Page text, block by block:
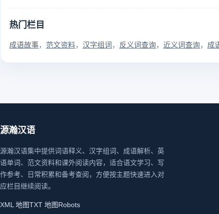
热门栏目
成语故事 范文资料 汉字组词 反义词查询 近义词查询 成
源瀚汉语
源瀚汉语集中提供词语释义、汉字组词、成语解析、英
语单词、范文资料和课外阅读内容，适合语文学习、写
作参考、日常积累和备考查阅，方便按主题快速进入对
应栏目继续阅读。
XML 地图TXT 地图Robots